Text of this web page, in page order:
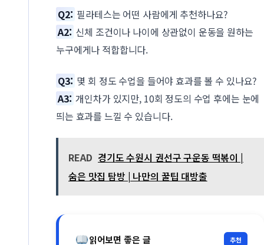
Q2: 필라테스는 어떤 사람에게 추천하나요?
A2: 신체 조건이나 나이에 상관없이 운동을 원하는
누구에게나 적합합니다.
Q3: 몇 회 정도 수업을 들어야 효과를 볼 수 있나요?
A3: 개인차가 있지만, 10회 정도의 수업 후에는 눈에
띄는 효과를 느낄 수 있습니다.
READ 경기도 수원시 권선구 구운동 떡볶이 |
숨은 맛집 탐방 | 나만의 꿀팁 대방출
읽어보면 좋은 글 추천